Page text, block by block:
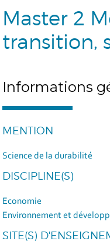
Master 2
transition,
Informations
MENTION
Science de la durabilité
DISCIPLINE(S)
Economie
Environnement et
SITE(S)